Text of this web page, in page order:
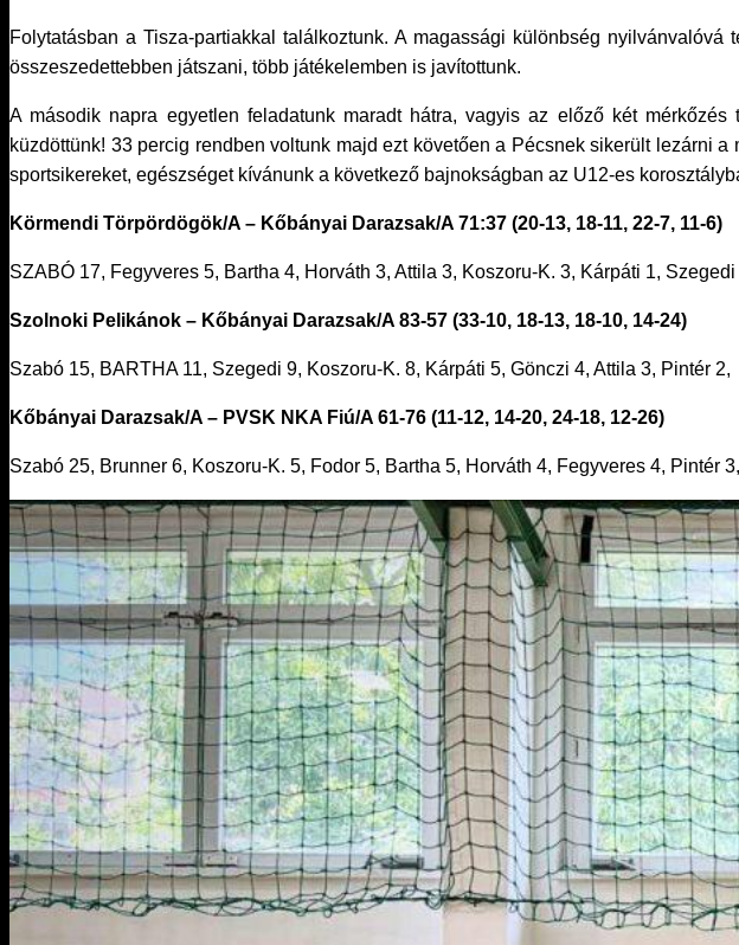
Folytatásban a Tisza-partiakkal találkoztunk. A magassági különbség
összeszedettebben játszani, több játékelemben is javítottunk.
A második napra egyetlen feladatunk maradt hátra, vagyis az előző két
küzdöttünk! 33 percig rendben voltunk majd ezt követően a Pécsnek sikerült lezárni
sportsikereket, egészséget kívánunk a következő bajnokságban az U12-es
Körmendi Törpördögök/A – Kőbányai Darazsak/A 71:37 (20-13, 18-11, 22-7, 11-6)
SZABÓ 17, Fegyveres 5, Bartha 4, Horváth 3, Attila 3, Koszoru-K. 3, Kárpáti 1, Szegedi
Szolnoki Pelikánok – Kőbányai Darazsak/A 83-57 (33-10, 18-13, 18-10, 14-24)
Szabó 15, BARTHA 11, Szegedi 9, Koszoru-K. 8, Kárpáti 5, Gönczi 4, Attila 3, Pintér 2,
Kőbányai Darazsak/A – PVSK NKA Fiú/A 61-76 (11-12, 14-20, 24-18, 12-26)
Szabó 25, Brunner 6, Koszoru-K. 5, Fodor 5, Bartha 5, Horváth 4, Fegyveres 4, Pintér